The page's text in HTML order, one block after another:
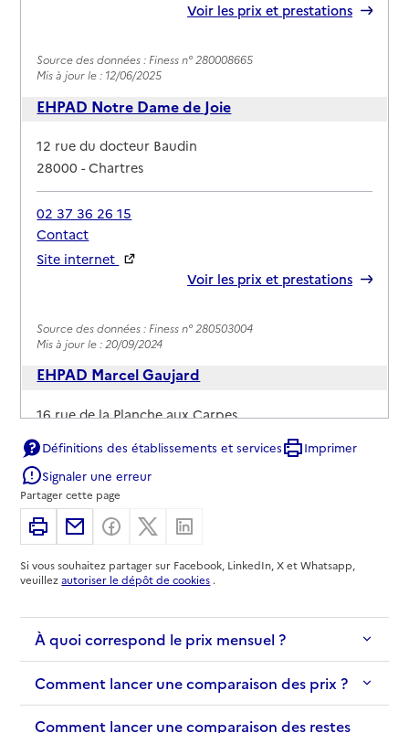
Voir les prix et prestations
Source des données : Finess n° 280008665
Mis à jour le : 12/06/2025
EHPAD Notre Dame de Joie
Adresse
12 rue du docteur Baudin
28000-Chartres
02 37 36 26 15
Contact
Site internet
Voir les prix et prestations
Source des données : Finess n° 280503004
Mis à jour le : 20/09/2024
EHPAD Marcel Gaujard
Adresse
16 rue de la Planche aux Carpes
02 37 91 27 05
Contact
Rapport HAS
Voir les prix et prestations
Source des données : Finess n° 280504960
Mis à jour le : 20/05/2026
EHPAD du Centre hospitalier de Chartres
Adresse
34 rue du docteur Maunoury
28000-Chartres
02 37 30 30 30
Définitions des établissements et services
Imprimer
Signaler une erreur
Partager cette page
ImprimerPartager par email
Partager sur Facebook
Partager sur X
Si vous souhaitez partager sur Facebook, LinkedIn, X et Whatsapp,
veuillezautoriser le dépôt de cookies .
À quoi correspond le prix mensuel ?
Comment lancer une comparaison des prix ?
Comment lancer une comparaison des restes